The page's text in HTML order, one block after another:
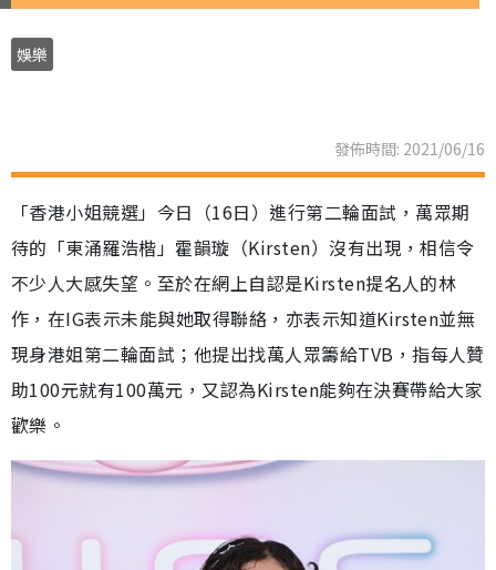
娛樂
發佈時間: 2021/06/16
「香港小姐競選」今日（16日）進行第二輪面試，萬眾期
待的「東涌羅浩楷」霍韻璇（Kirsten）沒有出現，相信令
不少人大感失望。至於在網上自認是Kirsten提名人的林
作，在IG表示未能與她取得聯絡，亦表示知道Kirsten並無
現身港姐第二輪面試；他提出找萬人眾籌給TVB，指每人贊
助100元就有100萬元，又認為Kirsten能夠在決賽帶給大家
歡樂。